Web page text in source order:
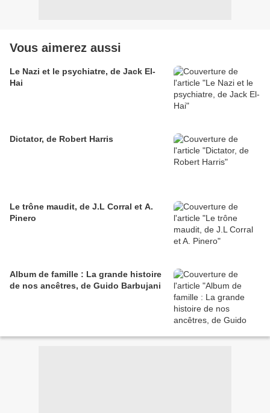
Vous aimerez aussi
Le Nazi et le psychiatre, de Jack El-
Hai
Dictator, de Robert Harris
Le trône maudit, de J.L Corral et A.
Pinero
Album de famille : La grande histoire
de nos ancêtres, de Guido Barbujani